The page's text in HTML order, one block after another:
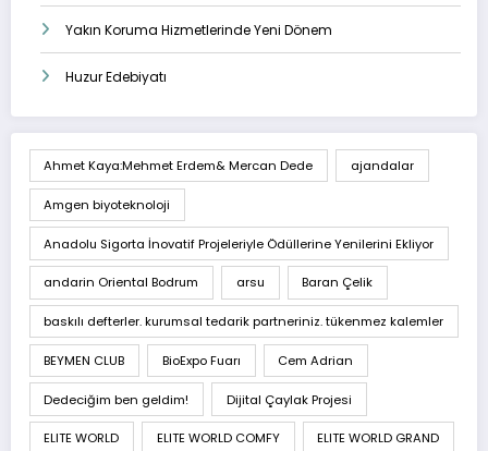
Yakın Koruma Hizmetlerinde Yeni Dönem
Huzur Edebiyatı
Ahmet Kaya:Mehmet Erdem& Mercan Dede ajandalar
Amgen biyoteknoloji
Anadolu Sigorta İnovatif Projeleriyle Ödüllerine Yenilerini Ekliyor
andarin Oriental Bodrum arsu Baran Çelik
baskılı defterler. kurumsal tedarik partneriniz. tükenmez kalemler
BEYMEN CLUB BioExpo Fuarı Cem Adrian
Dedeciğim ben geldim! Dijital Çaylak Projesi
ELITE WORLD ELITE WORLD COMFY ELITE WORLD GRAND